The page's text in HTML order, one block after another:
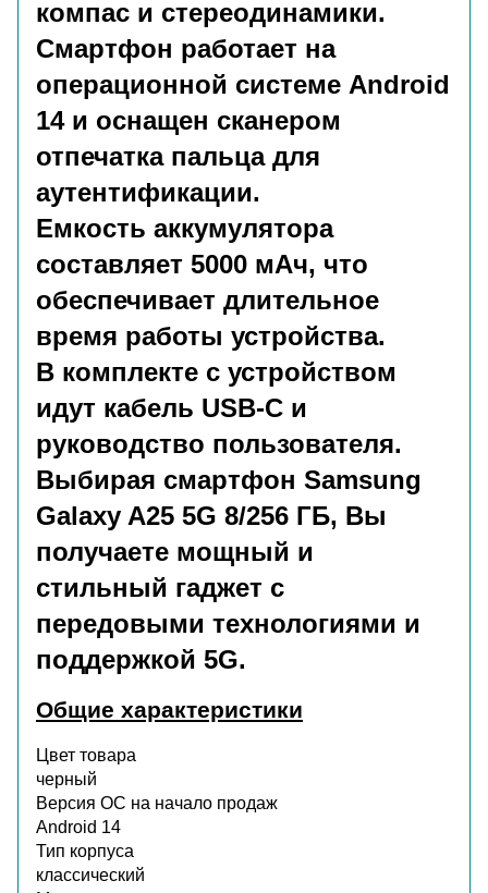
компас и стереодинамики.
Смартфон работает на
операционной системе Android
14 и оснащен сканером
отпечатка пальца для
аутентификации.
Емкость аккумулятора
составляет 5000 мАч, что
обеспечивает длительное
время работы устройства.
В комплекте с устройством
идут кабель USB-C и
руководство пользователя.
Выбирая смартфон Samsung
Galaxy A25 5G 8/256 ГБ, Вы
получаете мощный и
стильный гаджет с
передовыми технологиями и
поддержкой 5G.
Общие характеристики
Цвет товара
черный
Версия ОС на начало продаж
Android 14
Тип корпуса
классический